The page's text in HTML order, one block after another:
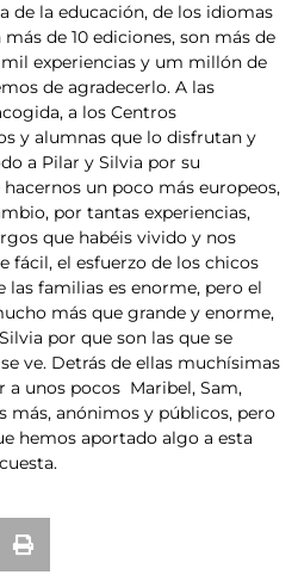
de la educación, de los idiomas
de 10 ediciones, son más de
experiencias y um millón de
de agradecerlo. A las
a los Centros
y alumnas que lo disfrutan y
a Pilar y Silvia por su
un poco más europeos,
por tantas experiencias,
que habéis vivido y nos
fácil, el esfuerzo de los chicos
las familias es enorme, pero el
más que grande y enorme,
por que son las que se
ve. Detrás de ellas muchísimas
a unos pocos Maribel, Sam,
más, anónimos y públicos, pero
hemos aportado algo a esta